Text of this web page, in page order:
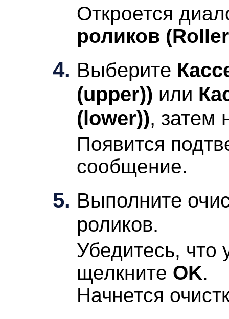
Откроется
роликов
Выберите
(upper)) или
(lower)), затем
Появится
сообщение.
Выполните
роликов.
Убедитесь, что
щелкните OK.
Начнется